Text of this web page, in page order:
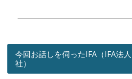
今回お話しを伺ったIFA（IFA法
社）